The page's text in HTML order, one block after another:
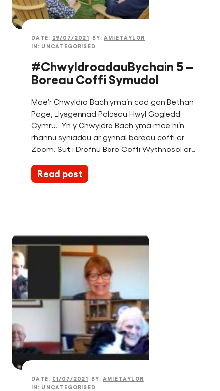
Dod o Hyd i Balas Hwyl
English
Mewngofnodi
DATE: 29/07/2021 BY:AMIETAYLOR
IN: UNCATEGORISED
#ChwyldroadauBychain 5 –
Boreau Coffi Symudol
Mae’r Chwyldro Bach yma’n dod gan Bethan
Page, Llysgennad Palasau Hwyl Gogledd
Cymru. Yn y Chwyldro Bach yma mae hi’n
rhannu syniadau ar gynnal boreau coffi ar
Zoom. Sut i Drefnu Bore Coffi Wythnosol ar…
Read post
DATE: 01/07/2021 BY:AMIETAYLOR
IN: UNCATEGORISED